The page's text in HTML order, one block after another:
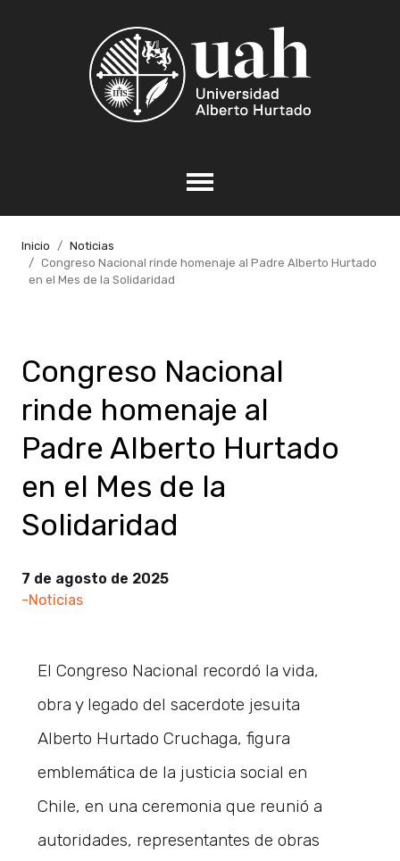
Inicio
Noticias
Congreso Nacional rinde homenaje al Padre Alberto Hurtado
en el Mes de la Solidaridad
Congreso Nacional
rinde homenaje al
Padre Alberto Hurtado
en el Mes de la
Solidaridad
7 de agosto de 2025
-Noticias
El Congreso Nacional recordó la vida,
obra y legado del sacerdote jesuita
Alberto Hurtado Cruchaga, figura
emblemática de la justicia social en
Chile, en una ceremonia que reunió a
autoridades, representantes de obras